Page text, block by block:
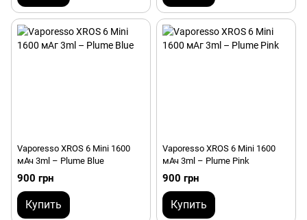
Vaporesso XROS 6 Mini 1600
мАч 3ml – Plume Blue
900 грн
Купить
Vaporesso XROS 6 Mini 1600
мАч 3ml – Plume Pink
900 грн
Купить